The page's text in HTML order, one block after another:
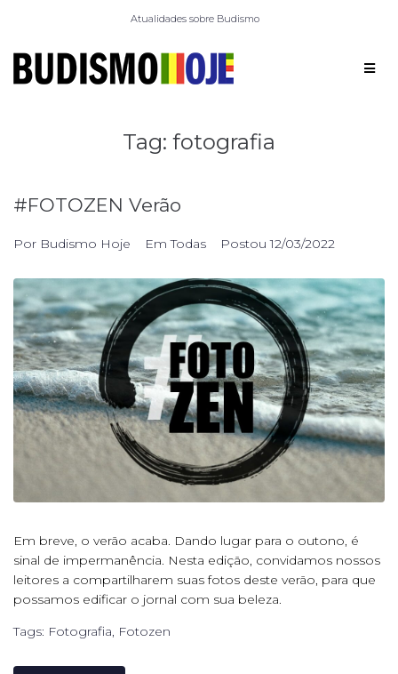
Atualidades sobre Budismo
Tag: fotografia
#FOTOZEN Verão
Por Budismo Hoje EmTodas Postou12/03/2022
Em breve, o verão acaba. Dando lugar para o outono, é
sinal de impermanência. Nesta edição, convidamos nossos
leitores a compartilharem suas fotos deste verão, para que
possamos edificar o jornal com sua beleza.
Tags: Fotografia, Fotozen